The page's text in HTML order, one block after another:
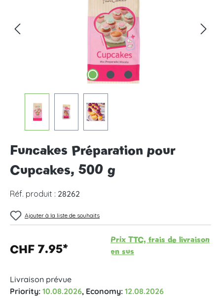
Funcakes Préparation pour
Cupcakes, 500 g
Réf. produit : 28262
Ajouter à la liste de souhaits
CHF 7.95*
Prix TTC, frais de livraison
en sus
Livraison prévue
Priority: 10.08.2026, Economy: 12.08.2026